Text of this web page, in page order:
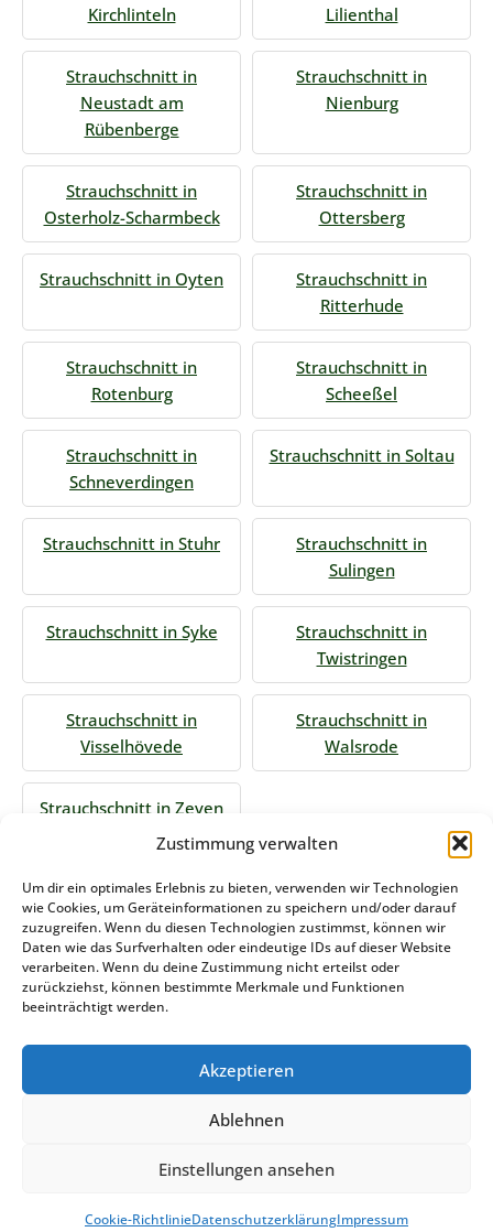
Zustimmung verwalten
Um dir ein optimales Erlebnis zu bieten, verwenden wir Technologien
wie Cookies, um Geräteinformationen zu speichern und/oder darauf
zuzugreifen. Wenn du diesen Technologien zustimmst, können wir
Daten wie das Surfverhalten oder eindeutige IDs auf dieser Website
verarbeiten. Wenn du deine Zustimmung nicht erteilst oder
zurückziehst, können bestimmte Merkmale und Funktionen
beeinträchtigt werden.
Akzeptieren
Ablehnen
Einstellungen ansehen
Cookie-RichtlinieDatenschutzerklärungImpressum
Kirchlinteln
Lilienthal
Strauchschnitt in
Neustadt am
Rübenberge
Strauchschnitt in
Nienburg
Strauchschnitt in
Osterholz-Scharmbeck
Strauchschnitt in
Ottersberg
Strauchschnitt in Oyten
Strauchschnitt in
Ritterhude
Strauchschnitt in
Rotenburg
Strauchschnitt in
Scheeßel
Strauchschnitt in
Schneverdingen
Strauchschnitt in Soltau
Strauchschnitt in Stuhr
Strauchschnitt in
Sulingen
Strauchschnitt in Syke
Strauchschnitt in
Twistringen
Strauchschnitt in
Visselhövede
Strauchschnitt in
Walsrode
Strauchschnitt in Zeven
Jetzt Anfrage stellen
Zum Formular
Das könnte Sie auch interessieren
Winterdienst Mecklenburg Vorpommern
COOKIE-RICHTLINIE (EU)
IMPRESSUM
KONTAKT